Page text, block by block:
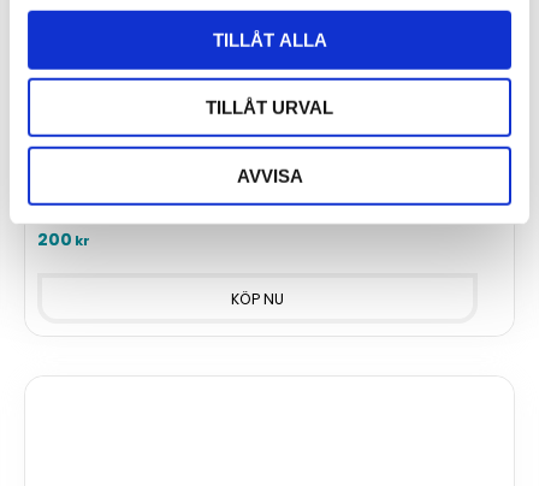
TILLÅT ALLA
TILLÅT URVAL
AVVISA
Kontaktdon ELKA 4012PG7 för TxxxxL, IP67
200 kr